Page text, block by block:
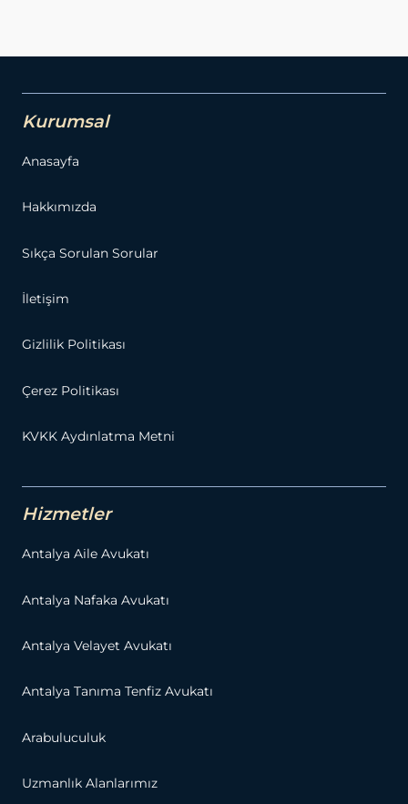
Kurumsal
Anasayfa
Hakkımızda
Sıkça Sorulan Sorular
İletişim
Gizlilik Politikası
Çerez Politikası
KVKK Aydınlatma Metni
Hizmetler
Antalya Aile Avukatı
Antalya Nafaka Avukatı
Antalya Velayet Avukatı
Antalya Tanıma Tenfiz Avukatı
Arabuluculuk
Uzmanlık Alanlarımız